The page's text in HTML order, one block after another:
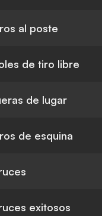
al poste
de tiro libre
de lugar
de esquina
exitosos